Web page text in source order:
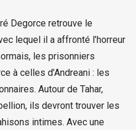
Degorce retrouve le
lequel il a affronté l’horreur
les prisonniers
à celles d’Andreani : les
Autour de Tahar,
ils devront trouver les
intimes. Avec une